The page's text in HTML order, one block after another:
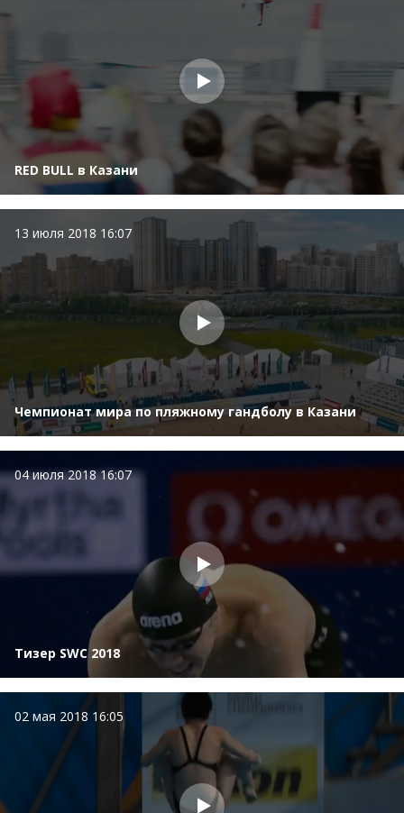
RED BULL в Казани
13 июля 2018 16:07
Чемпионат мира по пляжному гандболу в Казани
04 июля 2018 16:07
Тизер SWC 2018
02 мая 2018 16:05